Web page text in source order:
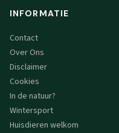
INFORMATIE
Contact
Over Ons
Disclaimer
Cookies
In de natuur?
Wintersport
Huisdieren welkom